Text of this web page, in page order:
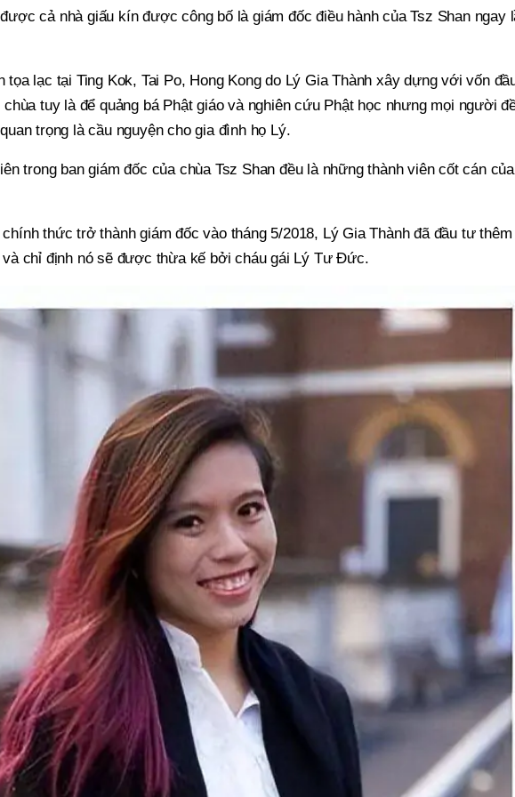
cả nhà giấu kín được công bố là giám đốc điều hành của Tsz Shan ngay
tọa lạc tại Ting Kok, Tai Po, Hong Kong do Lý Gia Thành xây dựng với vốn
tuy là để quảng bá Phật giáo và nghiên cứu Phật học nhưng mọi người
trọng là cầu nguyện cho gia đình họ Lý.
trong ban giám đốc của chùa Tsz Shan đều là những thành viên cốt cán của
thức trở thành giám đốc vào tháng 5/2018, Lý Gia Thành đã đầu tư thêm
và chỉ định nó sẽ được thừa kế bởi cháu gái Lý Tư Đức.